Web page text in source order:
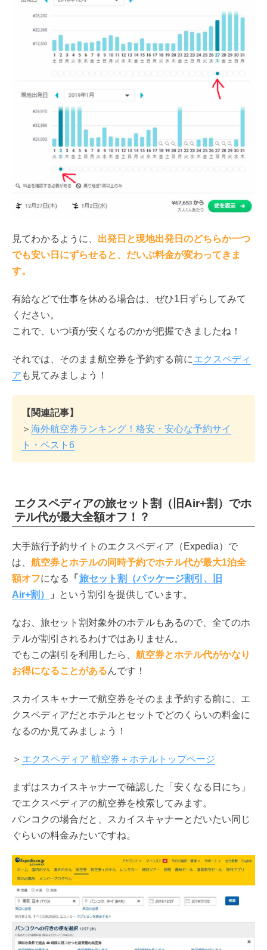
見てわかるように、 出発日と現地出発日のどちらか一つ
でも安い日にずらせると、だいぶ料金が変わってきま
す。
有給などで仕事を休める場合は、ぜひ1日ずらしてみて
ください。
これで、いつ頃が安くなるのかが把握できましたね！
それでは、そのまま航空券を予約する前にエクスペディ
ア も見てみましょう！
【関連記事】
＞ 海外航空券ランキング！格安・安心な予約サイ
ト・ベスト6
エクスペディアの旅セット割（旧Air+割）でホ
テル代が最大全額オフ！？
大手旅行予約サイトのエクスペディア（Expedia）で
は、 航空券とホテルの同時予約でホテル代が最大1泊全
額オフになる 「 旅セット割（パッケージ割引、旧
Air+割）
」 という割引を提供しています。
なお、旅セット割対象外のホテルもあるので、全てのホ
テルが割引されるわけではありません。
でもこの割引を利用したら、 航空券とホテル代がかなり
お得になることがあるんです！
スカイスキャナーで航空券をそのまま予約する前に、エ
クスペディアだとホテルとセットでどのくらいの料金に
なるのか見てみましょう！
＞ エクスペディア 航空券＋ホテルトップページ
まずはスカイスキャナーで確認した「安くなる日にち」
でエクスペディアの航空券を検索してみます。
バンコクの場合だと、スカイスキャナーとだいたい同じ
ぐらいの料金みたいですね。